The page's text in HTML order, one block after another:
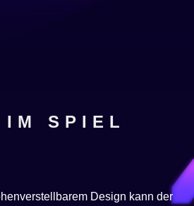
IM SPIEL
Design kann der